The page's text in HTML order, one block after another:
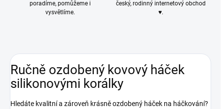
poradíme, pomůžeme i
vysvětlíme.
český, rodinný internetový obchod
♥.
Ručně ozdobený kovový háček
silikonovými korálky
Hledáte kvalitní a zároveň krásně ozdobený háček na háčkování?